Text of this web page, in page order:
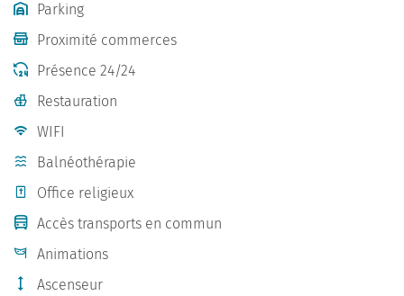
Parking
Proximité commerces
Présence 24/24
Restauration
WIFI
Balnéothérapie
Office religieux
Accès transports en commun
Animations
Ascenseur